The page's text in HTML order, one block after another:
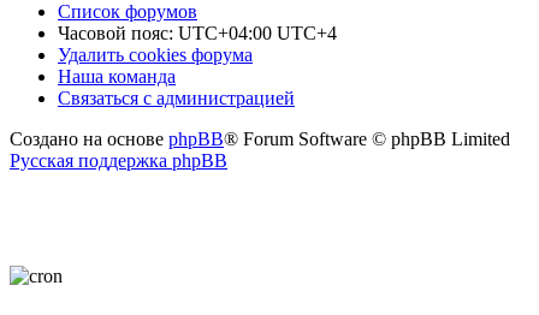
Список форумов
Часовой пояс: UTC+04:00 UTC+4
Удалить cookies форума
Наша команда
Связаться с администрацией
Создано на основе phpBB® Forum Software © phpBB Limited
Русская поддержка phpBB